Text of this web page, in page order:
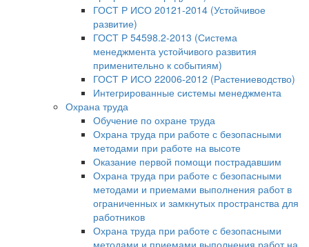
ГОСТ Р ИСО 20121-2014 (Устойчивое
развитие)
ГОСТ Р 54598.2-2013 (Система
менеджмента устойчивого развития
применительно к событиям)
ГОСТ Р ИСО 22006-2012 (Растениеводство)
Интегрированные системы менеджмента
Охрана труда
Обучение по охране труда
Охрана труда при работе с безопасными
методами при работе на высоте
Оказание первой помощи пострадавшим
Охрана труда при работе с безопасными
методами и приемами выполнения работ в
ограниченных и замкнутых пространства для
работников
Охрана труда при работе с безопасными
методами и приемами выполнения работ на